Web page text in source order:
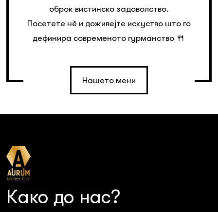
Нашето мени
оброк вистинско задоволство.
Посетете нè и доживејте искуство што го
дефинира современото гурманство 🍴
Како до нас?